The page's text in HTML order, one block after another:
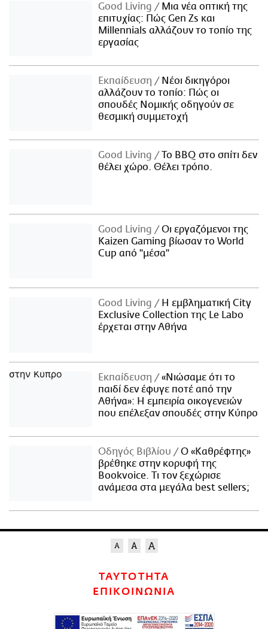
Good Living
Μια νέα οπτική της
επιτυχίας: Πώς Gen Zs και
Millennials αλλάζουν το τοπίο της
εργασίας
Εκπαίδευση
Νέοι δικηγόροι
αλλάζουν το τοπίο: Πώς οι
σπουδές Νομικής οδηγούν σε
θεσμική συμμετοχή
Good Living
Το BBQ στο σπίτι δεν
θέλει χώρο. Θέλει τρόπο.
Good Living
Οι εργαζόμενοι της
Kaizen Gaming βίωσαν το World
Cup από "μέσα"
Good Living
Η εμβληματική City
Exclusive Collection της Le Labo
έρχεται στην Αθήνα
Εκπαίδευση
«Νιώσαμε ότι το
παιδί δεν έφυγε ποτέ από την
Αθήνα»: Η εμπειρία οικογενειών
που επέλεξαν σπουδές στην Κύπρο
Οδηγός Βιβλίου
Ο «Καθρέφτης»
βρέθηκε στην κορυφή της
Bookvoice. Τι τον ξεχώρισε
ανάμεσα στα μεγάλα best sellers;
ΤΑΥΤΟΤΗΤΑ
ΕΠΙΚΟΙΝΩΝΙΑ